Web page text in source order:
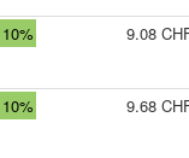
10% 9.08
10% 9.68